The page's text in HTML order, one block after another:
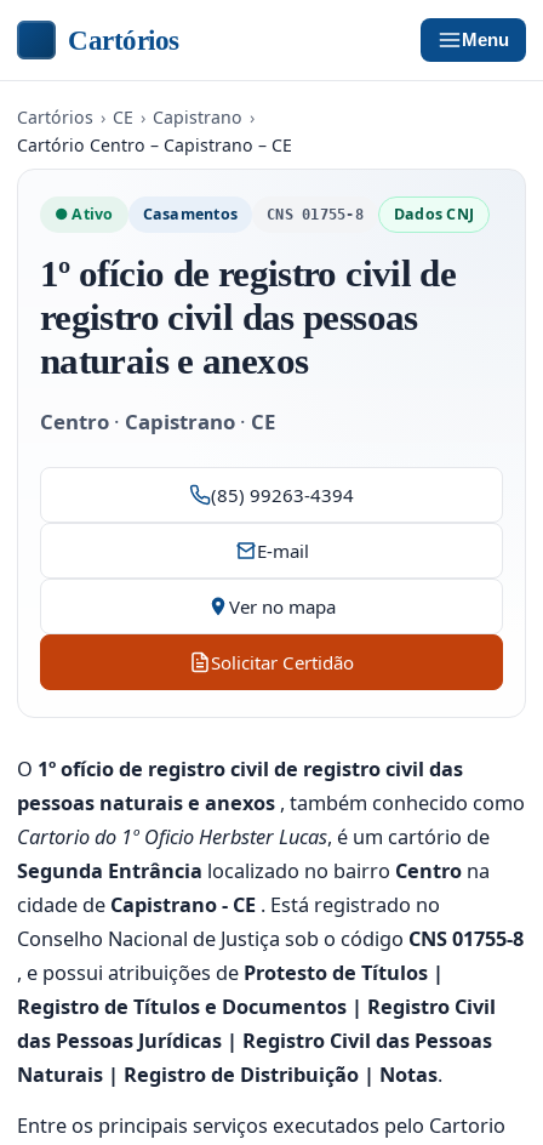
Cartórios Menu
Cartórios › CE › Capistrano ›
Cartório Centro – Capistrano – CE
● Ativo Casamentos CNS 01755-8 Dados CNJ
1º ofício de registro civil de
registro civil das pessoas
naturais e anexos
Centro · Capistrano · CE
(85) 99263-4394
E-mail
Ver no mapa
Solicitar Certidão
O 1º ofício de registro civil de registro civil das
pessoas naturais e anexos , também conhecido como
Cartorio do 1º Oficio Herbster Lucas, é um cartório de
Segunda Entrância localizado no bairro Centro na
cidade de Capistrano - CE . Está registrado no
Conselho Nacional de Justiça sob o código CNS 01755-8
, e possui atribuições de Protesto de Títulos |
Registro de Títulos e Documentos | Registro Civil
das Pessoas Jurídicas | Registro Civil das Pessoas
Naturais | Registro de Distribuição | Notas.
Entre os principais serviços executados pelo Cartorio